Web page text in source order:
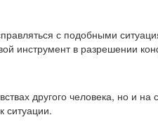
с подобными
инструмент в разрешении
другого человека, но и
ситуации.